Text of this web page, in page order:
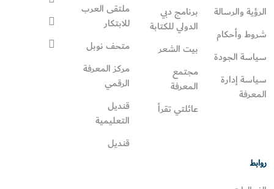
الرؤية والرسالة
شروط وأحكام
سياسة الجودة
سياسة إدارة
المعرفة
برنامج دبي
الدولي للكتابة
بيت الشعر
مجتمع
المعرفة
عائلتي تقرأ‎
ملتقى العرب
للابتكار
متحف نوبل
مركز المعرفة
الرقمي
قنديل
التعليمية
قنديل
روابط